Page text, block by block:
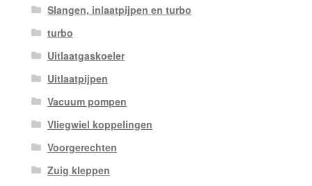
Slangen, inlaatpijpen en turbo
turbo
Uitlaatgaskoeler
Uitlaatpijpen
Vacuum pompen
Vliegwiel koppelingen
Voorgerechten
Zuig kleppen